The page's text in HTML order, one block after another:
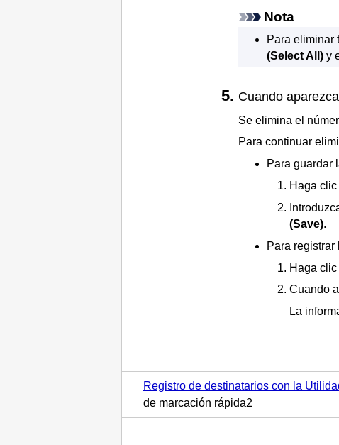
Nota
Para eliminar
(Select All) y
Cuando
Se elimina el
Para continuar
Para guardar
Haga clic
(Save).
Para
Haga clic
Cuando
La
Registro de destinatarios con la
de marcación rápida2